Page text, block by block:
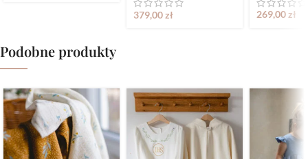
379,00zł 269,00 zł
Podobne produkty